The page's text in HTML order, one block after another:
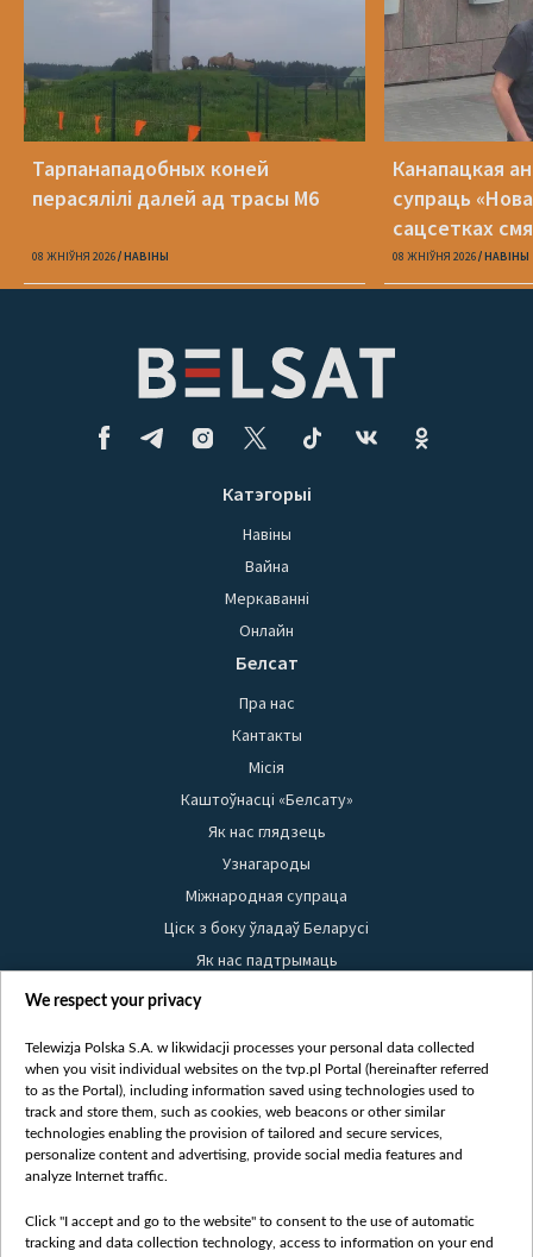
Тарпанападобных коней
перасялілі далей ад трасы М6
08 ЖНІЎНЯ 2026 НАВІНЫ
Канапацкая
супраць
сацсетках
адзін
08 ЖНІЎНЯ 2026 НАВІНЫ
Катэгорыі
Навіны
Вайна
Меркаванні
Онлайн
Белсат
Пра нас
Кантакты
Місія
Каштоўнасці «Белсату»
Як нас глядзець
Узнагароды
Міжнародная супраца
Ціск з боку ўладаў Беларусі
Як нас падтрымаць
Правілы выкарыстання матэрыялаў
Бяспека
Youtube
Белсат news
Белсат Shorts
Жэстачайшы мульт
We respect your privacy
Telewizja Polska S.A. w likwidacji processes your personal data collected
when you visit individual websites on the tvp.pl Portal (hereinafter referred
to as the Portal), including information saved using technologies used to
track and store them, such as cookies, web beacons or other similar
technologies enabling the provision of tailored and secure services,
personalize content and advertising, provide social media features and
analyze Internet traffic.
Click "I accept and go to the website" to consent to the use of automatic
tracking and data collection technology, access to information on your end